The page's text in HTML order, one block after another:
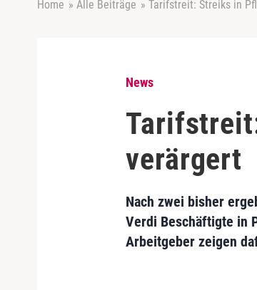
Home » Alle Beiträge » Tarifstreit: Streiks in
News
verärgert
Nach zwei bisher
Verdi Beschäftigte in
Arbeitgeber zeigen